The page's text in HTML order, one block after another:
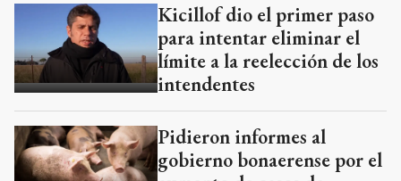
Kicillof dio el primer paso
para intentar eliminar el
límite a la reelección de los
intendentes
Pidieron informes al
gobierno bonaerense por el